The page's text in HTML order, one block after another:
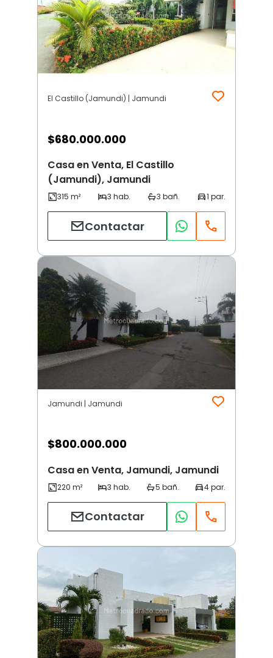
El Castillo (Jamundi) | Jamundi
$680.000.000
Casa en Venta, El Castillo
(Jamundi), Jamundi
Contactar
Jamundi | Jamundi
$800.000.000
Casa en Venta, Jamundi, Jamundi
Contactar